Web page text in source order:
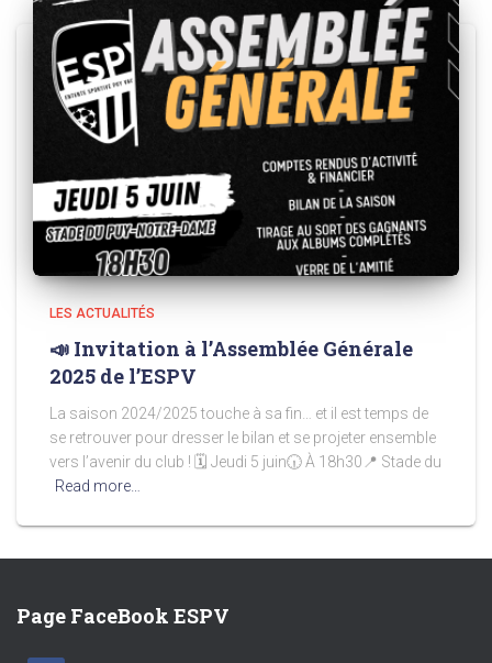
LES ACTUALITÉS
📣 Invitation à l’Assemblée Générale
2025 de l’ESPV
La saison 2024/2025 touche à sa fin… et il est temps de
se retrouver pour dresser le bilan et se projeter ensemble
vers l’avenir du club ! 🗓 Jeudi 5 juin🕡 À 18h30📍 Stade du
Read more…
Page FaceBook ESPV